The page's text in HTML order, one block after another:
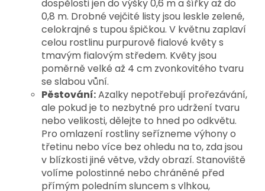
dospělosti jen do výšky 0,6 m a šířky až do
0,8 m. Drobné vejčité listy jsou leskle zelené,
celokrajné s tupou špičkou. V květnu zaplaví
celou rostlinu purpurově fialové květy s
tmavým fialovým středem. Květy jsou
poměrně velké až 4 cm zvonkovitého tvaru
se slabou vůní.
Pěstování:Azalky nepotřebují prořezávání,
ale pokud je to nezbytné pro udržení tvaru
nebo velikosti, dělejte to hned po odkvětu.
Pro omlazení rostliny seřízneme výhony o
třetinu nebo více bez ohledu na to, zda jsou
v blízkosti jiné větve, vždy obrazí. Stanoviště
volíme polostinné nebo chráněné před
přímým poledním sluncem s vlhkou,